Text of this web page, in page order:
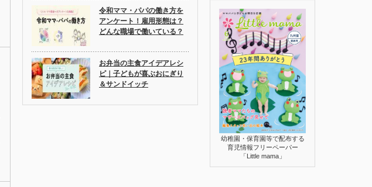
令和ママ・パパの働き方を
アンケート！雇用形態は？
どんな職場で働いている？
お弁当の主食アイデアレシ
ピ｜子どもが喜ぶおにぎり
＆サンドイッチ
幼稚園・保育園等で配布する
育児情報フリーペーパー
「Little mama」